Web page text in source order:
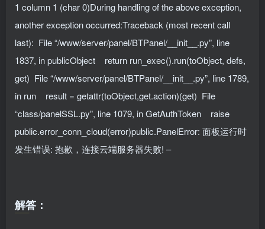
1 column 1 (char 0)During handling of the above exception,
another exception occurred:Traceback (most recent call
last): File “/www/server/panel/BTPanel/__init__.py”, line
1837, in publicObject return run_exec().run(toObject, defs,
get) File “/www/server/panel/BTPanel/__init__.py”, line 1789,
in run result = getattr(toObject,get.action)(get) File
“class/panelSSL.py”, line 1079, in GetAuthToken raise
public.error_conn_cloud(error)public.PanelError: 面板运行时
发生错误: 抱歉，连接云端服务器失败! –
解答：